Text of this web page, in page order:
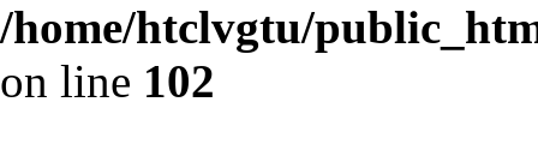
/home/htclvgtu/
on line 102